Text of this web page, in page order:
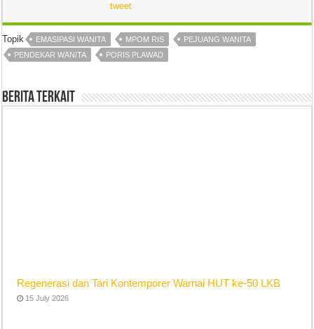
tweet
Topik EMASIPASI WANITA MPOM RIS
PEJUANG WANITA
PENDEKAR WANITA
PORIS PLAWAD
Berita Terkait
Regenerasi dan Tari Kontemporer Warnai HUT ke-50 LKB
15 July 2026